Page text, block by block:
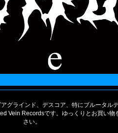
グラインド、デスコア、特にブルータル
Vein Recordsです。ゆっくりとお買い物
さい。